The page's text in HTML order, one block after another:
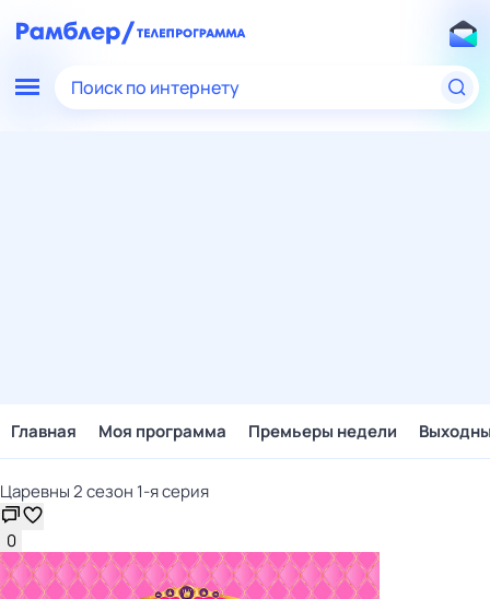
Поиск по интернету
Главная Моя программа Премьеры недели
Царевны 2 сезон 1-я серия
0